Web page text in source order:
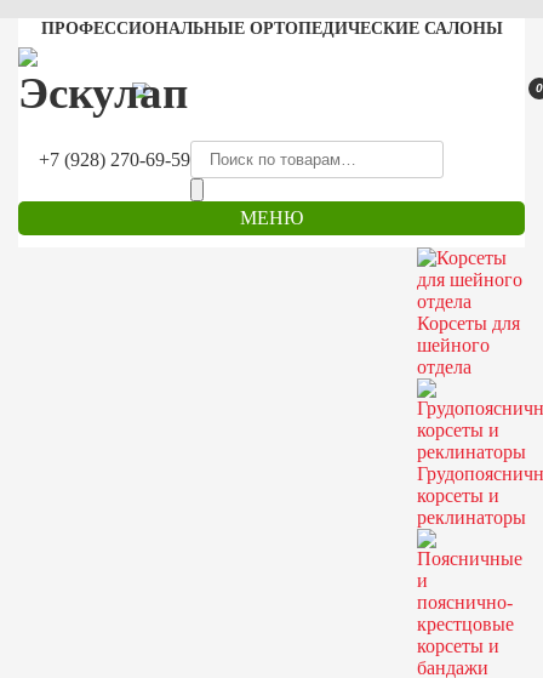
ПРОФЕССИОНАЛЬНЫЕ ОРТОПЕДИЧЕСКИЕ САЛОНЫ
+7 (928) 270-69-59
0
МЕНЮ
Корсеты для
шейного
отдела
корсеты и
реклинаторы